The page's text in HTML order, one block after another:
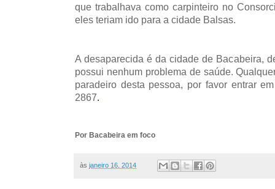
que trabalhava como carpinteiro no
eles teriam ido para a cidade Balsas.
A desaparecida é da cidade de Bacabeira,
possui nenhum problema de saúde.
paradeiro desta pessoa, por favor entrar
2867.
Por Bacabeira em foco
às janeiro 16, 2014